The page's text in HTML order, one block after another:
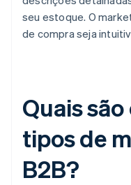
seu estoque. O
de compra seja
Quais
tipos de
B2B?